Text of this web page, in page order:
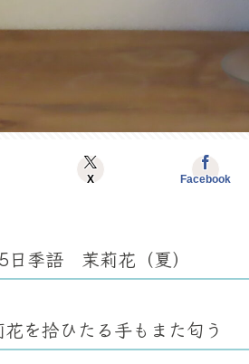
X Facebook
日季語 茉莉花（夏）
花を拾ひたる手もまた匂